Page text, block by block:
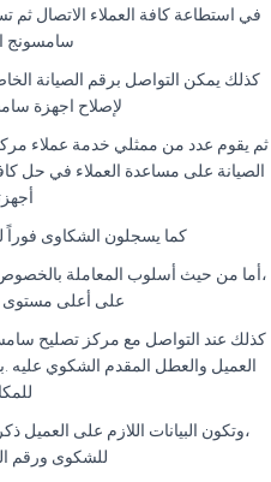
في استطاعة كافة العملاء الاتصال
سامسونج
كذلك يمكن التواصل برقم الصيانة
لإصلاح اجهزة
ثم يقوم عدد من ممثلي خدمة عملاء
الصيانة على مساعدة العملاء في حل
كما يسجلون الشكاوى فوراً
،أما من حيث أسلوب المعاملة
على أعلى مستوى
كذلك عند التواصل مع مركز تصليح
العميل والعطل المقدم الشكوي
،وتكون البيانات اللازم على العميل
للشكوى ورقم